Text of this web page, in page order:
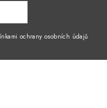
ochrany osobních údajů